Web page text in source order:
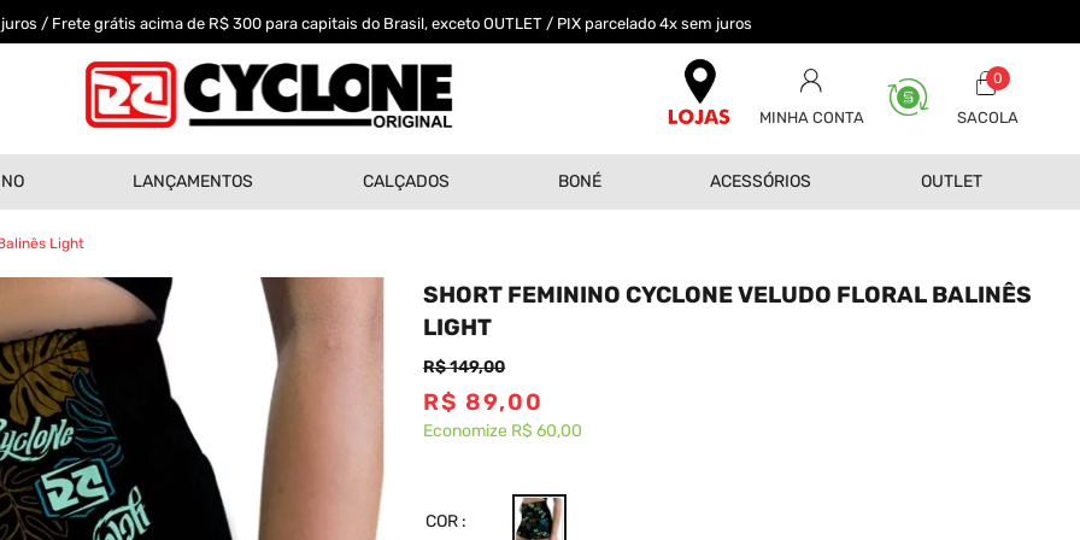
/ Frete grátis acima de R$ 300 para capitais do Brasil, exceto OUTLET / PIX parcelado 4x sem juros
MINHA CONTA
0
LANÇAMENTOS CALÇADOS BONÉ ACESSÓRIOS OUTLET
Light
SHORT FEMININO CYCLONE VELUDO FLORAL BALINÊS
LIGHT
R$149,00
R$ 89,00
Economize R$ 60,00
COR